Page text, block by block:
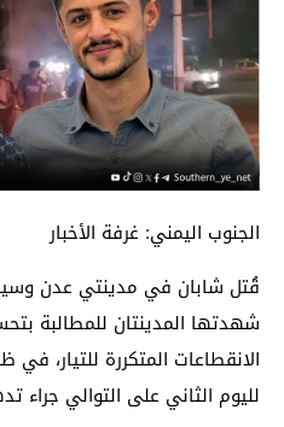
الجنوب اليمني: غرفة الأخبار
قُتل شابان في مدينتي عدن
شهدتها المدينتان للمطالبة
الانقطاعات المتكررة للتيار،
لليوم الثاني على التوالي جراء